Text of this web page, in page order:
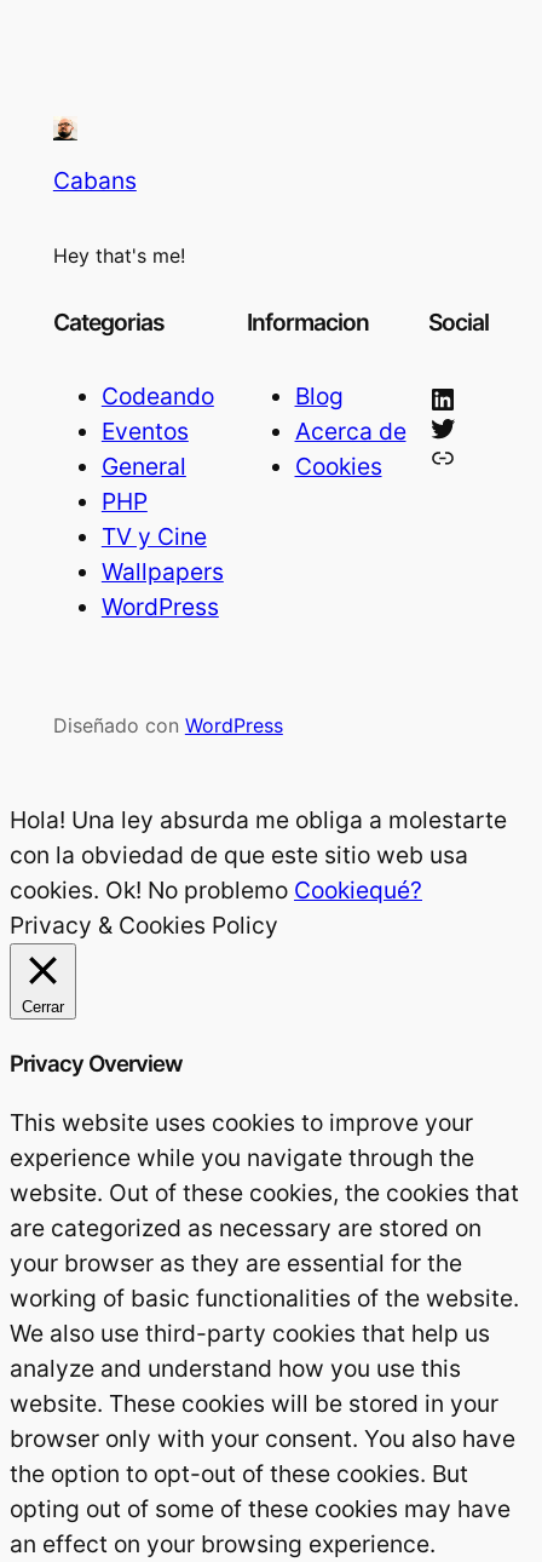
Cabans
Hey that's me!
Categorias
Codeando
Eventos
General
PHP
TV y Cine
Wallpapers
WordPress
Informacion
Blog
Acerca de
Cookies
Social
LinkedIn
Twitter
Bluesky
Diseñado con WordPress
Hola! Una ley absurda me obliga a molestarte
con la obviedad de que este sitio web usa
cookies. Ok! No problemo Cookiequé?
Privacy & Cookies Policy
Cerrar
Privacy Overview
This website uses cookies to improve your
experience while you navigate through the
website. Out of these cookies, the cookies that
are categorized as necessary are stored on
your browser as they are essential for the
working of basic functionalities of the website.
We also use third-party cookies that help us
analyze and understand how you use this
website. These cookies will be stored in your
browser only with your consent. You also have
the option to opt-out of these cookies. But
opting out of some of these cookies may have
an effect on your browsing experience.